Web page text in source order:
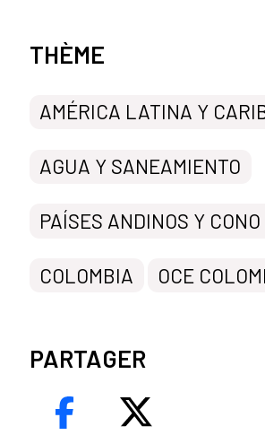
Categorías de la noticia
THÈME
AMÉRICA LATINA Y
AGUA Y SANEAMIENTO
PAÍSES ANDINOS Y
COLOMBIA OCE
PARTAGER